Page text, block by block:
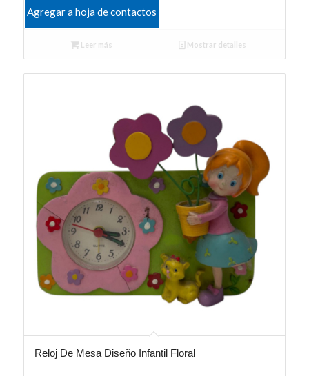
Agregar a hoja de contactos
Leer más Mostrar detalles
Reloj De Mesa Diseño Infantil Floral